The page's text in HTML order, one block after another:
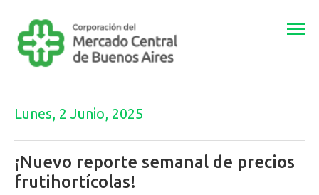
Lunes, 2 Junio, 2025
¡Nuevo reporte semanal de precios
frutihortícolas!